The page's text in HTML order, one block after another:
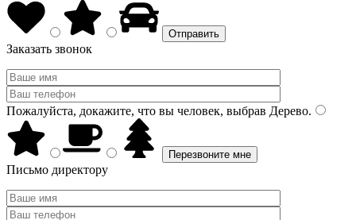
Заказать звонок
Пожалуйста, докажите, что вы человек, выбрав Дерево.
Письмо директору